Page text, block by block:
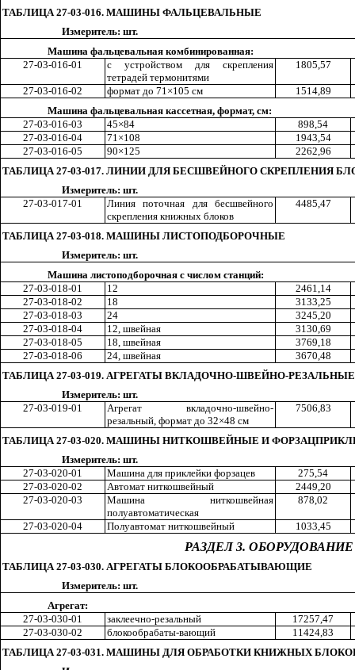
ТАБЛИЦА 27-03-016. МАШИНЫ ФАЛЬЦЕВАЛЬНЫЕ
Измеритель: шт.
Машина фальцевальная комбинированная:
27-03-016-01
с устройством для скрепления
тетрадей термонитями
1805,57
27-03-016-02 формат до 71×105 см 1514,89
Машина фальцевальная кассетная, формат, см:
27-03-016-03
45×84 898,54
27-03-016-04
71×108 1943,54
27-03-016-05
90×125 2262,96
ТАБЛИЦА 27-03-017. ЛИНИИ ДЛЯ БЕСШВЕЙНОГО СКРЕПЛЕНИЯ
Измеритель: шт.
27-03-017-01
Линия поточная для бесшвейного
скрепления книжных блоков
4485,47
ТАБЛИЦА 27-03-018. МАШИНЫ ЛИСТОПОДБОРОЧНЫЕ
Измеритель: шт.
Машина листоподборочная с числом станций:
27-03-018-01
12 2461,14
27-03-018-02
18 3133,25
27-03-018-03
24 3245,20
27-03-018-04
12, швейная 3130,69
27-03-018-05
18, швейная 3769,18
27-03-018-06
24, швейная 3670,48
ТАБЛИЦА 27-03-019. АГРЕГАТЫ ВКЛАДОЧНО-ШВЕЙНО-РЕЗАЛЬНЫЕ
Измеритель: шт.
27-03-019-01
Агрегат вкладочно-швейно-
резальный, формат до 32×48 см
7506,83
ТАБЛИЦА 27-03-020. МАШИНЫ НИТКОШВЕЙНЫЕ И
Измеритель: шт.
27-03-020-01
Машина для приклейки форзацев 275,54
27-03-020-02
Автомат ниткошвейный 2449,20
27-03-020-03
Машина ниткошвейная
полуавтоматическая
878,02
27-03-020-04 Полуавтомат ниткошвейный 1033,45
РАЗДЕЛ 3.
ТАБЛИЦА 27-03-030. АГРЕГАТЫ БЛОКООБРАБАТЫВАЮЩИЕ
Измеритель: шт.
Агрегат:
27-03-030-01
заклеечно-резальный 17257,47
27-03-030-02
блокообрабаты-вающий 11424,83
ТАБЛИЦА 27-03-031. МАШИНЫ ДЛЯ ОБРАБОТКИ КНИЖНЫХ